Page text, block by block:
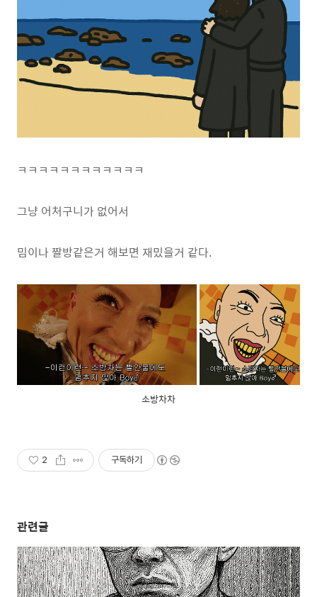
ㅋㅋㅋㅋㅋㅋㅋㅋㅋㅋㅋㅋ
그냥 어처구니가 없어서
밈이나 짤방같은거 해보면 재밌을거 같다.
소방차차
2 구독하기
관련글